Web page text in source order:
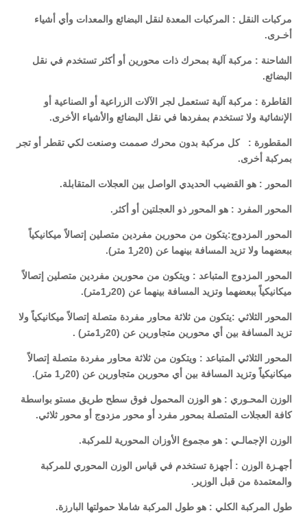
مركبات النقل : المركبات المعدة لنقل البضائع والمعدات وأي أشياء
أخـرى.
الشاحنة : مركبة آلية بمحرك ذات محورين أو أكثر تستخدم في نقل
البضائع.
القاطرة : مركبة آلية تستعمل لجر الآلات الزراعية أو الصناعية أو
الإنشائية ولا تستخدم بمفردها في نقل البضائع والأشياء الأخرى.
المقطورة : كل مركبة بدون محرك صممت وصنعت لكي تقطر أو تجر
بمركبة أخرى.
المحور : هو القضيب الحديدي الواصل بين العجلات المتقابلة.
المحور المفرد : هو المحور ذو العجلتين أو أكثر.
المحور المزدوج:يتكون من محورين مفردين متصلين إتصالاً ميكانيكياً
ببعضهما ولا تزيد المسافة بينهما عن (20ر1 متر).
المحور المزدوج المتباعد : ويتكون من محورين مفردين متصلين إتصالاً
ميكانيكياً ببعضهما وتزيد المسافة بينهما عن (20ر1متر).
المحور الثلاثي :يتكون من ثلاثة محاور مفردة متصلة إتصالاً ميكانيكياً ولا
تزيد المسافة بين أي محورين متجاورين عن (20ر1متر) .
المحور الثلاثي المتباعد : ويتكون من ثلاثة محاور مفردة متصلة إتصالاً
ميكانيكياً وتزيد المسافة بين أي محورين متجاورين عن (20ر1 متر).
الوزن المحـوري : هو الوزن المحمول فوق سطح طريق مستو بواسطة
كافة العجلات المتصلة بمحور مفرد أو محور مزدوج أو محور ثلاثي.
الوزن الإجمالـي : هو مجموع الأوزان المحورية للمركبة.
أجهـزة الوزن : أجهزة تستخدم في قياس الوزن المحوري للمركبة
والمعتمدة من قبل الوزير.
طول المركبة الكلي : هو طول المركبة شاملا حمولتها البارزة.